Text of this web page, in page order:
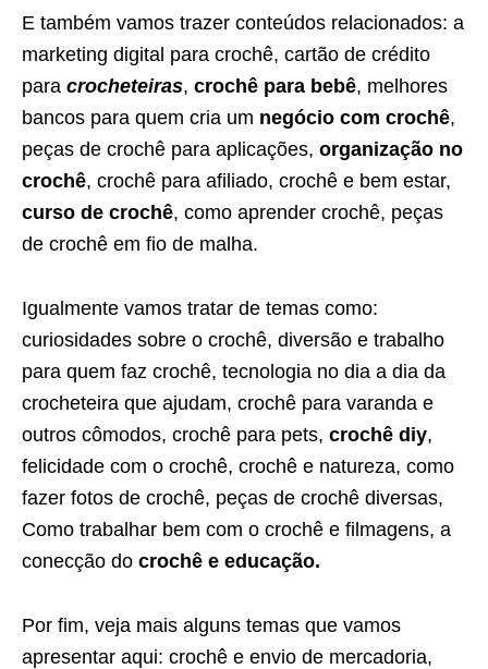
E também vamos trazer conteúdos relacionados: a
marketing digital para crochê, cartão de crédito
para crocheteiras, crochê para bebê, melhores
bancos para quem cria um negócio com crochê,
peças de crochê para aplicações, organização no
crochê, crochê para afiliado, crochê e bem estar,
curso de crochê, como aprender crochê, peças
de crochê em fio de malha.
Igualmente vamos tratar de temas como:
curiosidades sobre o crochê, diversão e trabalho
para quem faz crochê, tecnologia no dia a dia da
crocheteira que ajudam, crochê para varanda e
outros cômodos, crochê para pets, crochê diy,
felicidade com o crochê, crochê e natureza, como
fazer fotos de crochê, peças de crochê diversas,
Como trabalhar bem com o crochê e filmagens, a
conecção do crochê e educação.
Por fim, veja mais alguns temas que vamos
apresentar aqui: crochê e envio de mercadoria,